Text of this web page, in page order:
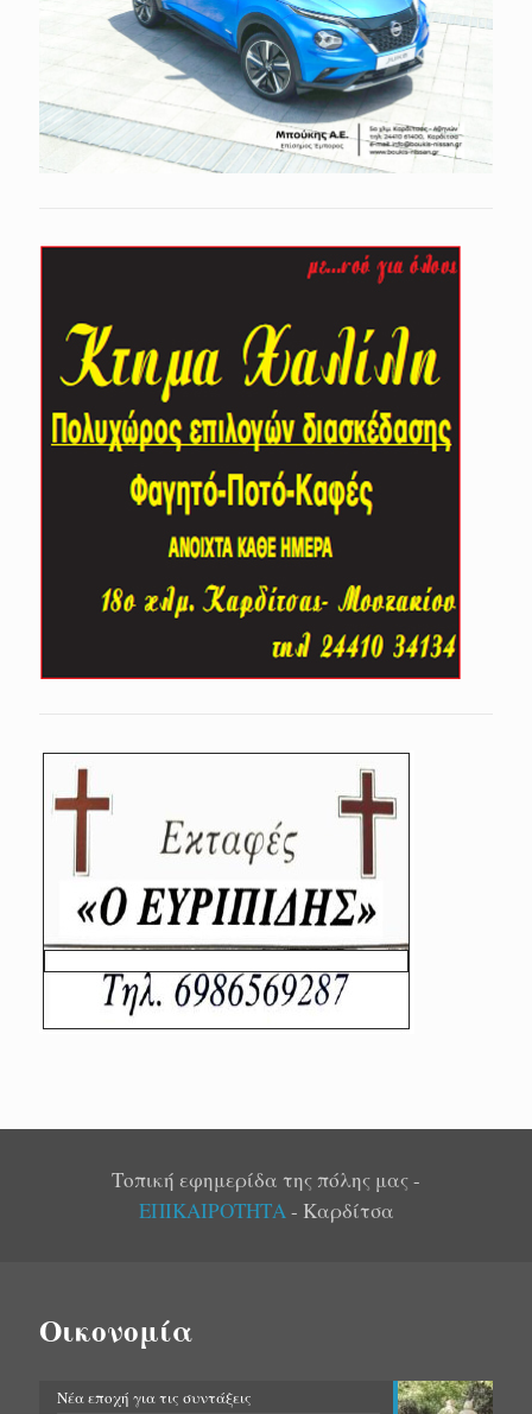
Τοπική εφημερίδα της πόλης μας -
ΕΠΙΚΑΙΡΟΤΗΤΑ- Καρδίτσα
Οικονομία
Νέα εποχή για τις συντάξεις